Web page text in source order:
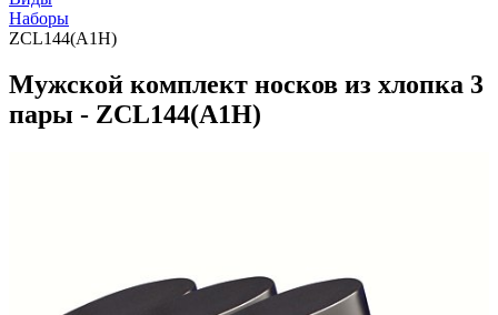
Наборы
ZCL144(A1H)
Мужской комплект носков из хлопка 3
пары - ZCL144(A1H)